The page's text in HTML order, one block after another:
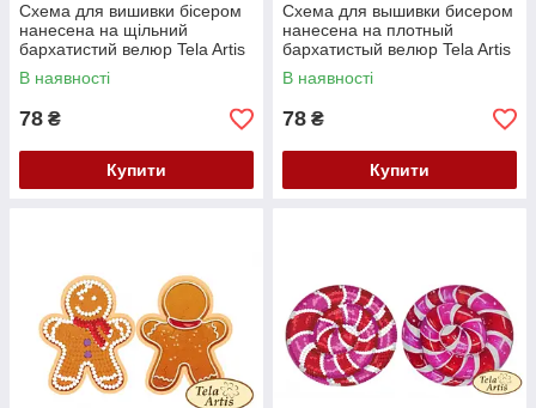
Схема для вишивки бісером
нанесена на щільний
бархатистий велюр Tela Artis
Гостролист ВЛ-003
В наявності
78 ₴
Купити
Схема для вышивки бисером
нанесена на плотный
бархатистый велюр Tela Artis
Пряничек ВЛ-004
В наявності
78 ₴
Купити